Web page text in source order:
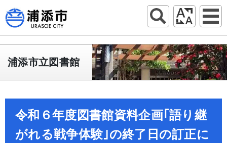
浦添市立図書館
令和６年度図書館資料企画｢語り継
がれる戦争体験｣の終了日の訂正に